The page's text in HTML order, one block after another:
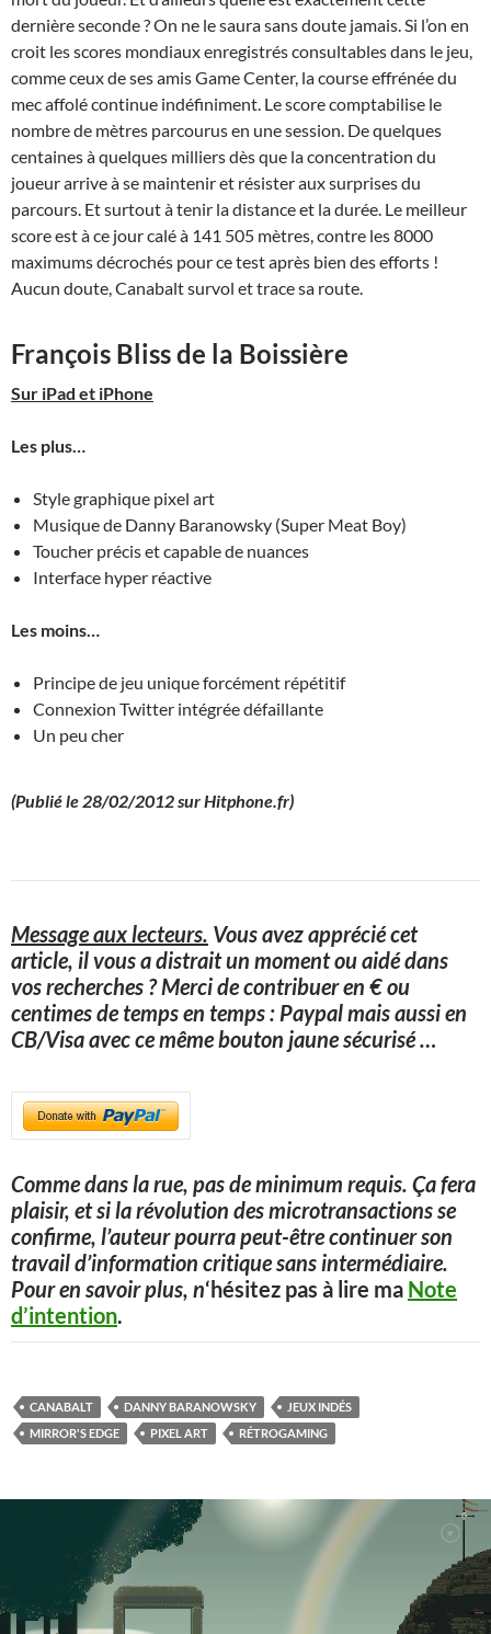
dernière seconde ? On ne le saura sans doute jamais. Si l’on en
croit les scores mondiaux enregistrés consultables dans le jeu,
comme ceux de ses amis Game Center, la course effrénée du
mec affolé continue indéfiniment. Le score comptabilise le
nombre de mètres parcourus en une session. De quelques
centaines à quelques milliers dès que la concentration du
joueur arrive à se maintenir et résister aux surprises du
parcours. Et surtout à tenir la distance et la durée. Le meilleur
score est à ce jour calé à 141 505 mètres, contre les 8000
maximums décrochés pour ce test après bien des efforts !
Aucun doute, Canabalt survol et trace sa route.
François Bliss de la Boissière
Sur iPad et iPhone
Les plus…
Style graphique pixel art
Musique de Danny Baranowsky (Super Meat Boy)
Toucher précis et capable de nuances
Interface hyper réactive
Les moins…
Principe de jeu unique forcément répétitif
Connexion Twitter intégrée défaillante
Un peu cher
(Publié le 28/02/2012 sur Hitphone.fr)
Message aux lecteurs. Vous avez apprécié cet
article, il vous a distrait un moment ou aidé dans
vos recherches ? Merci de contribuer en € ou
centimes de temps en temps : Paypal mais aussi en
CB/Visa avec ce même bouton jaune sécurisé…
Comme dans la rue, pas de minimum requis. Ça fera
plaisir, et si la révolution des microtransactions se
confirme, l’auteur pourra peut-être continuer son
travail d’information critique sans intermédiaire.
Pour en savoir plus, n‘hésitez pas à lire ma Note
d’intention.
CANABALT DANNY BARANOWSKY
JEUX INDÉS
MIRROR'S EDGE
PIXEL ART RÉTROGAMING